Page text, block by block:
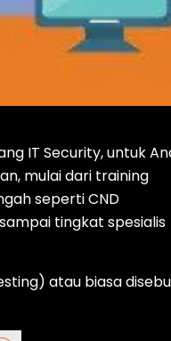
IT Security, untuk
mulai dari training
seperti CND
tingkat spesialis
atau biasa